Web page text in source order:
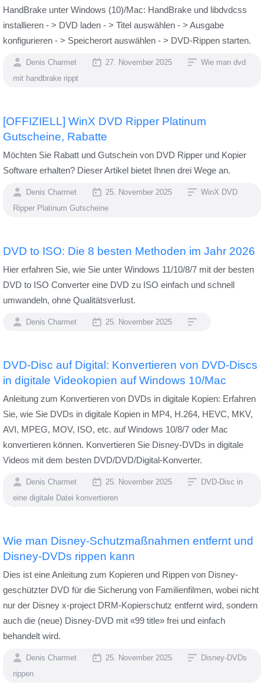
HandBrake unter Windows (10)/Mac: HandBrake und libdvdcss
installieren - > DVD laden - > Titel auswählen - > Ausgabe
konfigurieren - > Speicherort auswählen - > DVD-Rippen starten.
Denis Charmet 27. November 2025
Wie man dvd
mit handbrake rippt
[OFFIZIELL] WinX DVD Ripper Platinum
Gutscheine, Rabatte
Möchten Sie Rabatt und Gutschein von DVD Ripper und Kopier
Software erhalten? Dieser Artikel bietet Ihnen drei Wege an.
Denis Charmet 25. November 2025
WinX DVD
Ripper Platinum Gutscheine
DVD to ISO: Die 8 besten Methoden im Jahr 2026
Hier erfahren Sie, wie Sie unter Windows 11/10/8/7 mit der besten
DVD to ISO Converter eine DVD zu ISO einfach und schnell
umwandeln, ohne Qualitätsverlust.
Denis Charmet 25. November 2025
DVD-Disc auf Digital: Konvertieren von DVD-Discs
in digitale Videokopien auf Windows 10/Mac
Anleitung zum Konvertieren von DVDs in digitale Kopien: Erfahren
Sie, wie Sie DVDs in digitale Kopien in MP4, H.264, HEVC, MKV,
AVI, MPEG, MOV, ISO, etc. auf Windows 10/8/7 oder Mac
konvertieren können. Konvertieren Sie Disney-DVDs in digitale
Videos mit dem besten DVD/DVD/Digital-Konverter.
Denis Charmet 25. November 2025
DVD-Disc in
eine digitale Datei konvertieren
Wie man Disney-Schutzmaßnahmen entfernt und
Disney-DVDs rippen kann
Dies ist eine Anleitung zum Kopieren und Rippen von Disney-
geschützter DVD für die Sicherung von Familienfilmen, wobei nicht
nur der Disney x-project DRM-Kopierschutz entfernt wird, sondern
auch die (neue) Disney-DVD mit «99 title» frei und einfach
behandelt wird.
Denis Charmet 25. November 2025
Disney-DVDs
rippen